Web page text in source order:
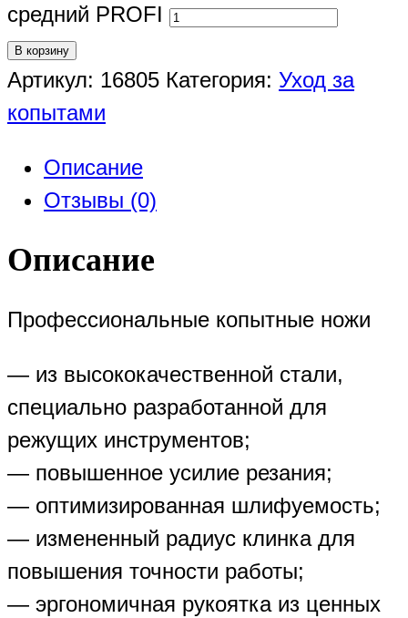
средний PROFI
В корзину
Артикул: 16805 Категория: Уход за
копытами
Описание
Отзывы (0)
Описание
Профессиональные копытные ножи
— из высококачественной стали,
специально разработанной для
режущих инструментов;
— повышенное усилие резания;
— оптимизированная шлифуемость;
— измененный радиус клинка для
повышения точности работы;
— эргономичная рукоятка из ценных